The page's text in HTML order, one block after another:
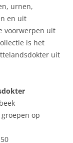
urnen,
en uit
voorwerpen uit
is het
uit
op